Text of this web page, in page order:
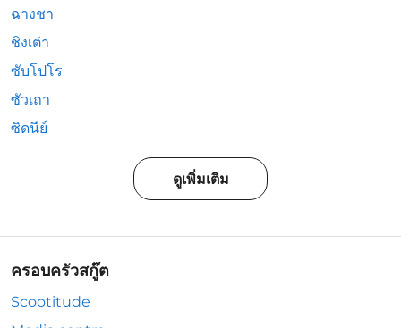
ฉางชา
ชิงเต่า
ซับโปโร
ซัวเถา
ซิดนีย์
ดูเพิ่มเติม
ครอบครัวสกู๊ต
Scootitude